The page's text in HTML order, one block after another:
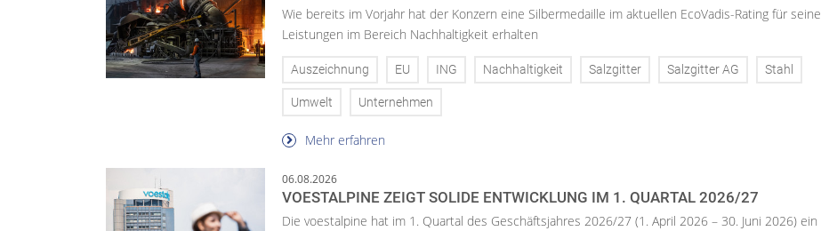
Wie bereits im Vorjahr hat der Konzern eine Silbermedaille im aktuellen EcoVadis-Rating für seine
Leistungen im Bereich Nachhaltigkeit erhalten
Auszeichnung EU ING Nachhaltigkeit Salzgitter Salzgitter AG Stahl
Umwelt Unternehmen
Mehr erfahren
06.08.2026
VOESTALPINE ZEIGT SOLIDE ENTWICKLUNG IM 1. QUARTAL 2026/27
Die voestalpine hat im 1. Quartal des Geschäftsjahres 2026/27 (1. April 2026 – 30. Juni 2026) ein